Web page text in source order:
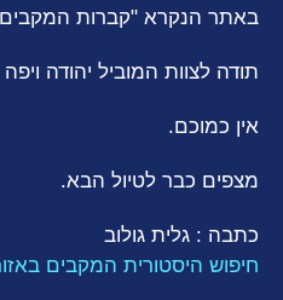
באתר הנקרא "קברות
תודה לצוות המוביל יהודה
אין כמוכם.
מצפים כבר לטיול הבא.
כתבה : גלית גולוב
חיפוש היסטורית המקבים